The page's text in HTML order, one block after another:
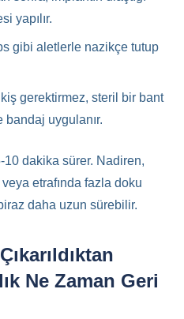
yapılır.
gibi aletlerle nazikçe tutup
gerektirmez, steril bir bant
bandaj uygulanır.
dakika sürer. Nadiren,
etrafında fazla doku
daha uzun sürebilir.
Ne Zaman Geri